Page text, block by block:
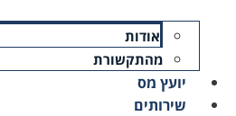
אודות
מהתקשורת
יועץ מס
שירותים